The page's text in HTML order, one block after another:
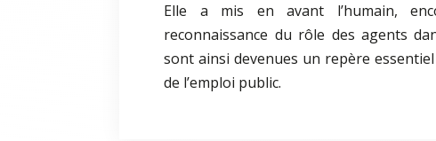
Elle a mis en avant l’humain,
reconnaissance du rôle des agents
sont ainsi devenues un repère
de l’emploi public.